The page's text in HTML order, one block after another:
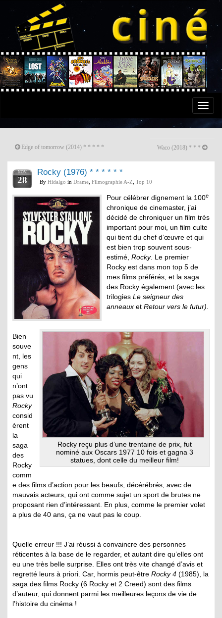
Toggle
Edge of tomorrow (2014) * * * * * Waco (2018) * * *
NOV
28
Rocky (1976) * * * * * *
By Hidalgo in Drame Filmographie A-Z Top 10
Pour célébrer dignement la 100e
chronique de cinemaster, j’ai
décidé de chroniquer un film très
important pour moi, un film culte
qui tient du chef d’œuvre et qui
est bien trop souvent sous-
estimé, Rocky. Le premier
Rocky est dans mon top 5 de
mes films préférés, et la saga
des Rocky également (avec les
trilogies Le seigneur des
anneaux et Retour vers le futur)
Rocky reçu plus d’une trentaine de prix, fut
nominé aux Oscars 1977 10 fois et gagna 3
statues, dont celle du meilleur film!
Bien
souve
nt, les
gens
qui
n’ont
pas vu
Rocky
consid
èrent
la
saga
des
Rocky
comm
e des films d’action pour les beaufs, décérébrés, avec de
mauvais acteurs, qui ont comme sujet un sport de brutes ne
proposant rien d’intéressant. En plus, comme le premier volet
a plus de 40 ans, ça ne vaut pas le coup.
Quelle erreur !!! J’ai réussi à convaincre des personnes
réticentes à la base de le regarder, et autant dire qu’elles ont
eu une très belle surprise. Elles ont très vite changé d’avis et
regretté leurs à priori. Car, hormis peut-être Rocky 4 (1985), la
saga des films Rocky (6 Rocky et 2 Creed) sont des films
d’auteur, qui donnent parmi les meilleures leçons de vie de
l’histoire du cinéma !